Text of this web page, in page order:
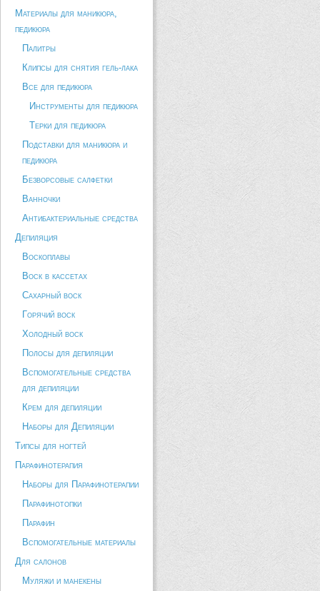
Материалы для маникюра,
педикюра
Палитры
Клипсы для снятия гель-лака
Все для педикюра
Инструменты для педикюра
Терки для педикюра
Подставки для маникюра и
педикюра
Безворсовые салфетки
Ванночки
Антибактериальные средства
Депиляция
Воскоплавы
Воск в кассетах
Сахарный воск
Горячий воск
Холодный воск
Полосы для депиляции
Вспомогательные средства
для депиляции
Крем для депиляции
Наборы для Депиляции
Типсы для ногтей
Парафинотерапия
Наборы для Парафинотерапии
Парафинотопки
Парафин
Вспомогательные материалы
Для салонов
Муляжи и манекены